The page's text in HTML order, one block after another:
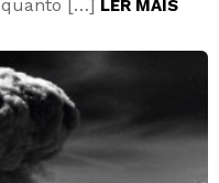
quanto […] LER MAIS